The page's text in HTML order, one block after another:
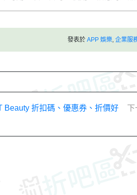
發表於 APP 娛樂, 企業服
Beauty 折扣碼、優惠券、折價好
下